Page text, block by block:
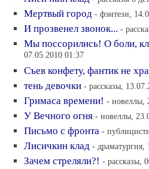
Мертвый город - фэнтези,
И прозвенел звонок... -
Мы поссорились! О боли,
07.05.2010 01:37
Съев конфету, фантик не
тень девочки - рассказы,
Гримаса времени! - новеллы,
У Вечного огня - новеллы,
Письмо с фронта -
Лисичкин клад - драматургия,
Зачем стреляли?! - рассказы,